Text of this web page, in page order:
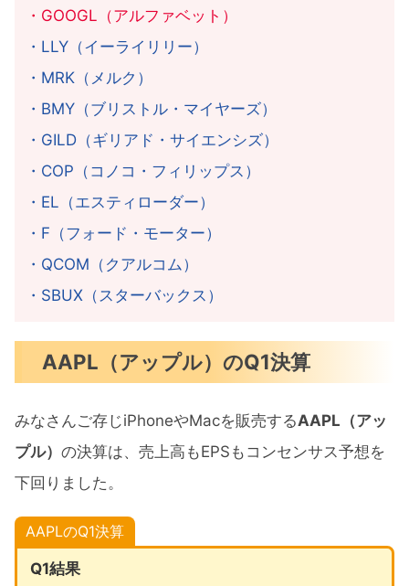
今週の注目決算
まとめ
・GOOGL（アルファベット）
・LLY（イーライリリー）
・MRK（メルク）
・BMY（ブリストル・マイヤーズ）
・GILD（ギリアド・サイエンシズ）
・COP（コノコ・フィリップス）
・EL（エスティローダー）
・F（フォード・モーター）
・QCOM（クアルコム）
・SBUX（スターバックス）
AAPL（アップル）のQ1決算
みなさんご存じiPhoneやMacを販売するAAPL（アッ
プル） の決算は、売上高もEPSもコンセンサス予想を
下回りました。
AAPLのQ1決算
Q1結果